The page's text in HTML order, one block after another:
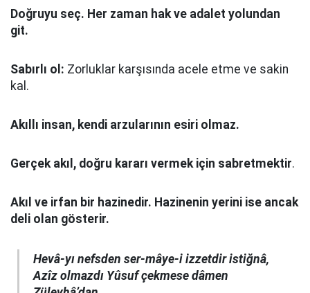
Doğruyu seç. Her zaman hak ve adalet yolundan
git.
Sabırlı ol: Zorluklar karşısında acele etme ve sakin
kal.
Akıllı insan, kendi arzularının esiri olmaz.
Gerçek akıl, doğru kararı vermek için sabretmektir.
Akıl ve irfan bir hazinedir. Hazinenin yerini ise ancak
deli olan gösterir.
Hevâ-yı nefsden ser-mâye-i izzetdir istiğnâ,
Azîz olmazdı Yûsuf çekmese dâmen